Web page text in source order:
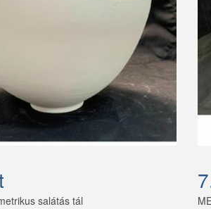
salátás tál